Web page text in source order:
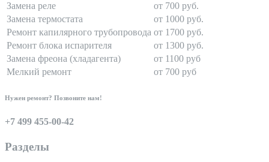
Замена реле
от 700 руб.
Замена термостата
от 1000 руб.
Ремонт капилярного трубопровода от 1700 руб.
Ремонт блока испарителя
от 1300 руб.
Замена фреона (хладагента)
от 1100 руб
Мелкий ремонт
от 700 руб
Нужен ремонт? Позвоните нам!
+7 499 455-00-42
Разделы